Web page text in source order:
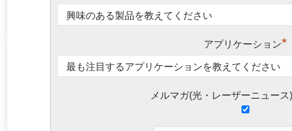
アプリケーション*
メルマガ(光・レーザーニュース